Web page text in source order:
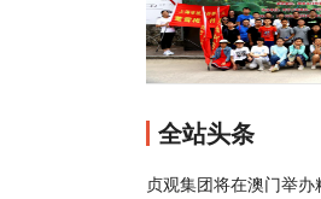
全站头条
贞观集团将在澳门举